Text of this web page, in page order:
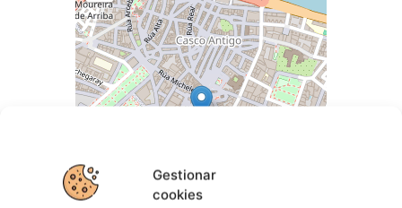
Gestionar
cookies